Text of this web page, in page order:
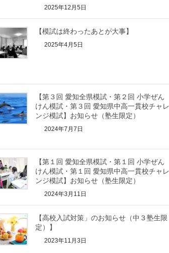
2025年12月5日
【模試は終わったあとが大事】
2025年4月5日
【第３回 愛知全県模試・第２回 小学ぜん
けん模試・第３回 愛知県中高一貫校チャレ
ンジ模試】お知らせ（塾生限定）
2024年7月7日
【第１回 愛知全県模試・第１回 小学ぜん
けん模試・第１回 愛知県中高一貫校チャレ
ンジ模試】お知らせ（塾生限定）
2024年3月11日
【高校入試対策」のお知らせ（中３塾生限
定）】
2023年11月3日